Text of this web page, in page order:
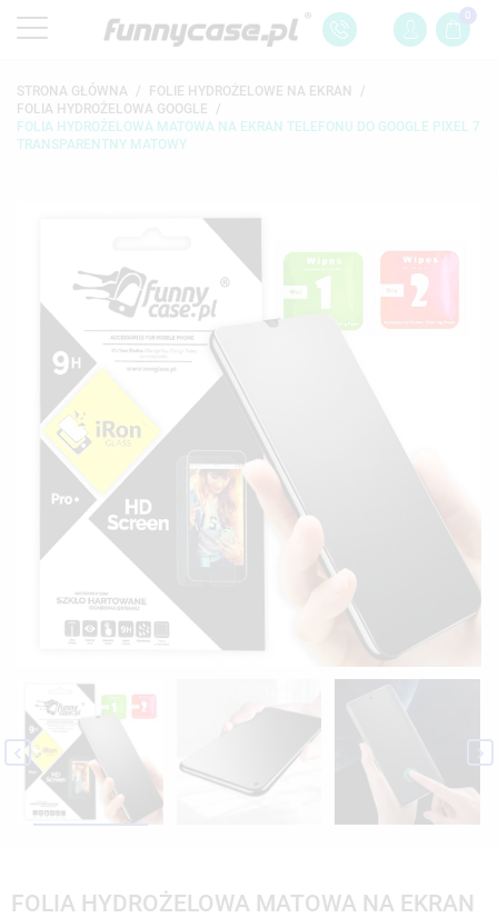
0
STRONA GŁÓWNA
FOLIE HYDROŻELOWE NA EKRAN
FOLIA HYDROŻELOWA GOOGLE
FOLIA HYDROŻELOWA MATOWA NA EKRAN TELEFONU DO GOOGLE PIXEL 7
TRANSPARENTNY MATOWY
 
FOLIA HYDROŻELOWA MATOWA NA EKRAN